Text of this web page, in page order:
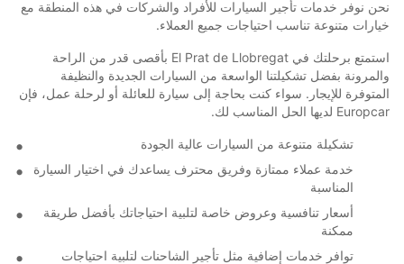
نحن نوفر خدمات تأجير السيارات للأفراد والشركات في هذه المنطقة مع
خيارات متنوعة تناسب احتياجات جميع العملاء.
استمتع برحلتك في El Prat de Llobregat بأقصى قدر من الراحة
والمرونة بفضل تشكيلتنا الواسعة من السيارات الجديدة والنظيفة
المتوفرة للإيجار. سواء كنت بحاجة إلى سيارة للعائلة أو لرحلة عمل، فإن
Europcar لديها الحل المناسب لك.
تشكيلة متنوعة من السيارات عالية الجودة
خدمة عملاء ممتازة وفريق محترف يساعدك في اختيار السيارة
المناسبة
أسعار تنافسية وعروض خاصة لتلبية احتياجاتك بأفضل طريقة
ممكنة
توافر خدمات إضافية مثل تأجير الشاحنات لتلبية احتياجات